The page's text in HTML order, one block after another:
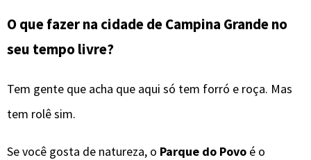
O que fazer na cidade de Campina Grande no
seu tempo livre?
Tem gente que acha que aqui só tem forró e roça. Mas
tem rolê sim.
Se você gosta de natureza, o Parque do Povo é o